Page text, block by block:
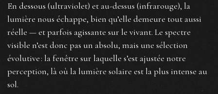
En dessous (ultraviolet) et au-dessus (infrarouge), la
lumière nous échappe, bien qu’elle demeure tout aussi
réelle — et parfois agissante sur le vivant. Le spectre
visible n’est donc pas un absolu, mais une sélection
évolutive : la fenêtre sur laquelle s’est ajustée notre
perception, là où la lumière solaire est la plus intense au
sol.